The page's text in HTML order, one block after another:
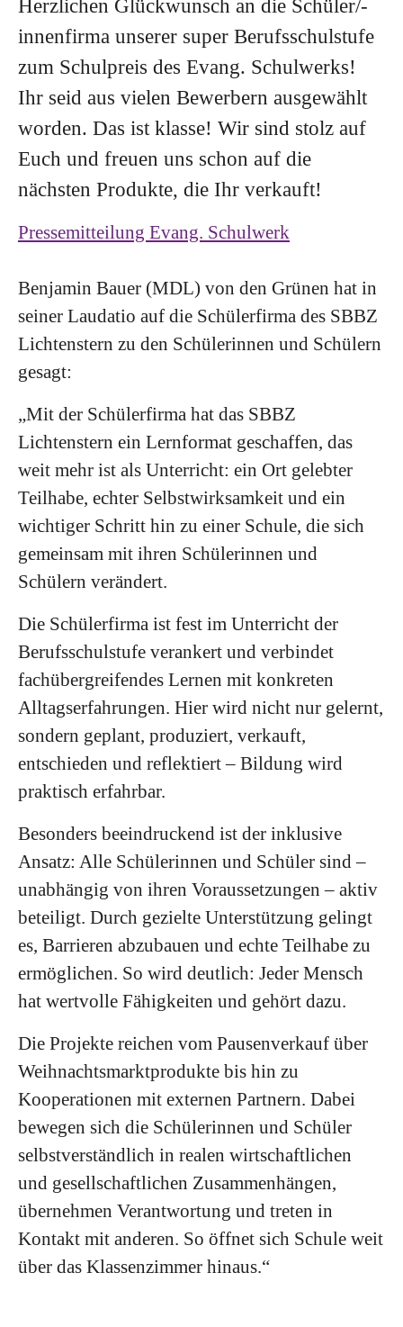
Herzlichen Glückwunsch an die Schüler/-
innenfirma unserer super Berufsschulstufe
zum Schulpreis des Evang. Schulwerks!
Ihr seid aus vielen Bewerbern ausgewählt
worden. Das ist klasse! Wir sind stolz auf
Euch und freuen uns schon auf die
nächsten Produkte, die Ihr verkauft!
Pressemitteilung Evang. Schulwerk
Benjamin Bauer (MDL) von den Grünen hat in
seiner Laudatio auf die Schülerfirma des SBBZ
Lichtenstern zu den Schülerinnen und Schülern
gesagt:
„Mit der Schülerfirma hat das SBBZ
Lichtenstern ein Lernformat geschaffen, das
weit mehr ist als Unterricht: ein Ort gelebter
Teilhabe, echter Selbstwirksamkeit und ein
wichtiger Schritt hin zu einer Schule, die sich
gemeinsam mit ihren Schülerinnen und
Schülern verändert.
Die Schülerfirma ist fest im Unterricht der
Berufsschulstufe verankert und verbindet
fachübergreifendes Lernen mit konkreten
Alltagserfahrungen. Hier wird nicht nur gelernt,
sondern geplant, produziert, verkauft,
entschieden und reflektiert – Bildung wird
praktisch erfahrbar.
Besonders beeindruckend ist der inklusive
Ansatz: Alle Schülerinnen und Schüler sind –
unabhängig von ihren Voraussetzungen – aktiv
beteiligt. Durch gezielte Unterstützung gelingt
es, Barrieren abzubauen und echte Teilhabe zu
ermöglichen. So wird deutlich: Jeder Mensch
hat wertvolle Fähigkeiten und gehört dazu.
Die Projekte reichen vom Pausenverkauf über
Weihnachtsmarktprodukte bis hin zu
Kooperationen mit externen Partnern. Dabei
bewegen sich die Schülerinnen und Schüler
selbstverständlich in realen wirtschaftlichen
und gesellschaftlichen Zusammenhängen,
übernehmen Verantwortung und treten in
Kontakt mit anderen. So öffnet sich Schule weit
über das Klassenzimmer hinaus.“